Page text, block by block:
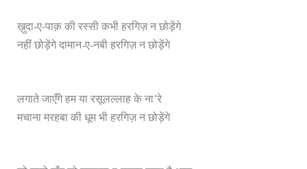
ख़ुदा-ए-पाक़ की रस्सी कभी हरगिज़ न छोड़ेंगे
नहीं छोड़ेंगे दामान-ए-नबी हरगिज़ न छोड़ेंगे
लगाते जाएँगे हम या रसूलल्लाह के ना’रे
मचाना मरहबा की धूम भी हरगिज़ न छोड़ेंगे